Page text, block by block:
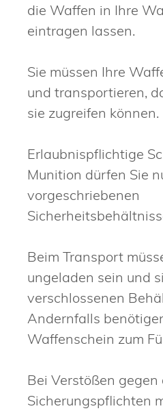
die Waffen in Ihre
eintragen lassen.
Sie müssen Ihre
und transportieren,
sie zugreifen können.
Erlaubnispflichtige
Munition dürfen Sie
vorgeschriebenen
Beim Transport
ungeladen sein und
verschlossenen
Andernfalls
Waffenschein zum
Bei Verstößen gegen
Sicherungspflichten